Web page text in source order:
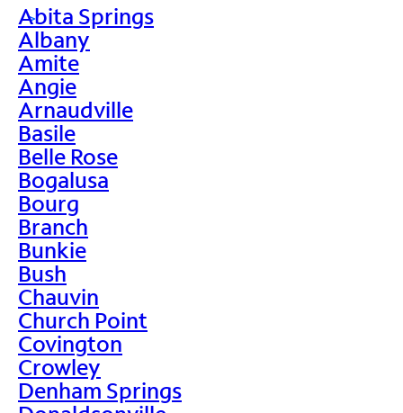
>
Abita Springs
Albany
Amite
Angie
Arnaudville
Basile
Belle Rose
Bogalusa
Bourg
Branch
Bunkie
Bush
Chauvin
Church Point
Covington
Crowley
Denham Springs